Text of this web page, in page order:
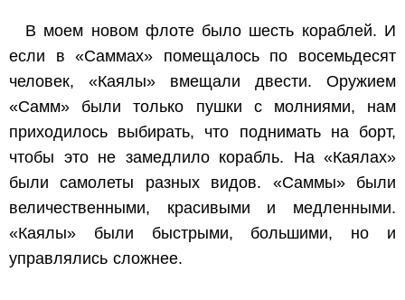
В моем новом флоте было шесть кораблей. И
если в «Саммах» помещалось по восемьдесят
человек, «Каялы» вмещали двести. Оружием
«Самм» были только пушки с молниями, нам
приходилось выбирать, что поднимать на борт,
чтобы это не замедлило корабль. На «Каялах»
были самолеты разных видов. «Саммы» были
величественными, красивыми и медленными.
«Каялы» были быстрыми, большими, но и
управлялись сложнее.